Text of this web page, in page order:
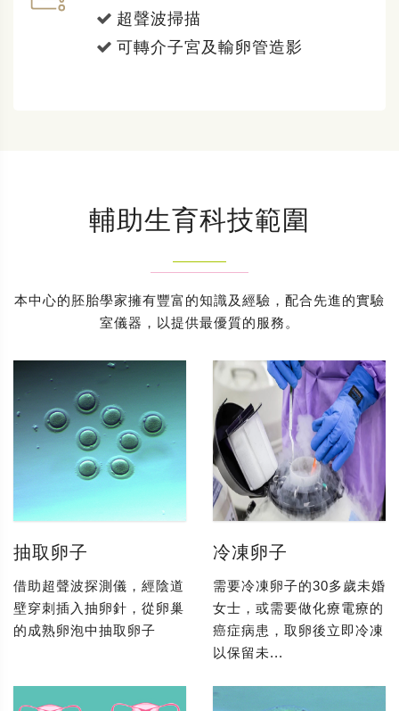
超聲波掃描
可轉介子宮及輸卵管造影
輔助生育科技範圍
本中心的胚胎學家擁有豐富的知識及經驗，配合先進的實驗
室儀器，以提供最優質的服務。
抽取卵子
借助超聲波探測儀，經陰道
壁穿刺插入抽卵針，從卵巢
的成熟卵泡中抽取卵子
冷凍卵子
需要冷凍卵子的30多歲未婚
女士，或需要做化療電療的
癌症病患，取卵後立即冷凍
以保留未...